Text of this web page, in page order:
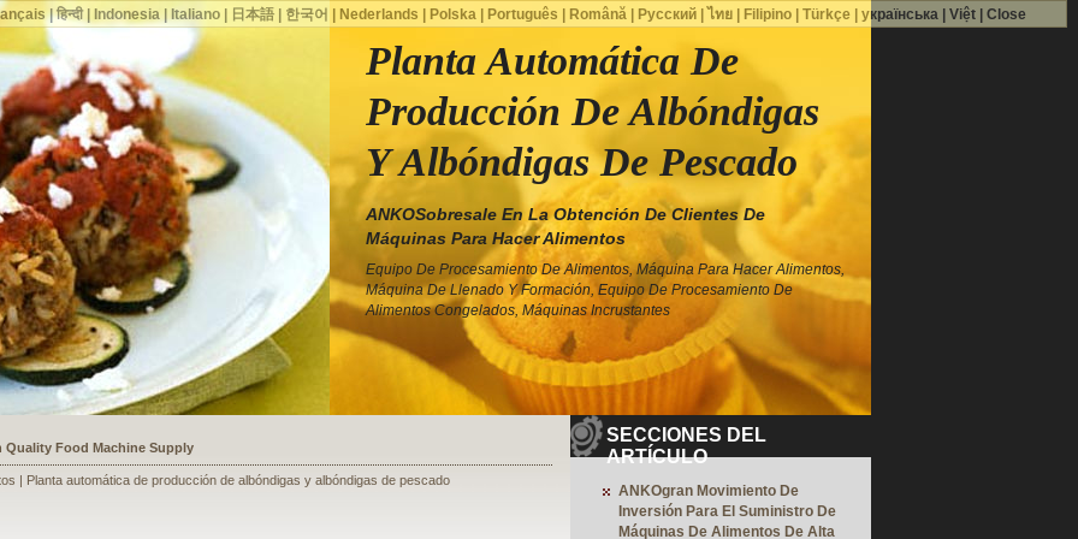
Planta Automática De
Producción De Albóndigas
Y Albóndigas De Pescado
ANKOSobresale En La Obtención De Clientes De
Máquinas Para Hacer Alimentos
Equipo De Procesamiento De Alimentos, Máquina Para Hacer Alimentos,
Máquina De Llenado Y Formación, Equipo De Procesamiento De
Alimentos Congelados, Máquinas Incrustantes
a Shoe Seller to Start a Food Business
| Planta automática de producción de albóndigas y albóndigas de pescado
SECCIONES DEL
ARTÍCULO
ANKOgran Movimiento De
Inversión Para El Suministro De
Máquinas De Alimentos De Alta
|हिन्दी| Indonesia| Italiano| 日本語| 한국어 Nederlands Polska| Português Română| Русский| ไทย| Filipino| Türkçe українська| Việt| Close